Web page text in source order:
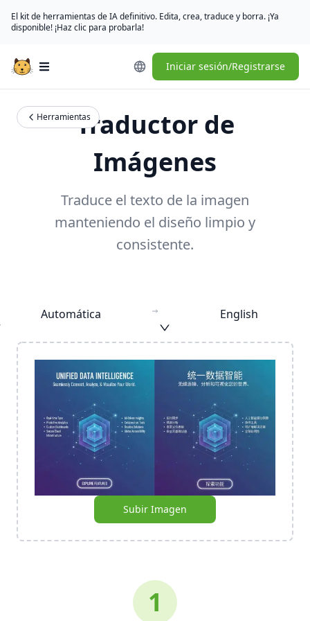
El kit de herramientas de IA definitivo. Edita, crea, traduce y borra. ¡Ya
disponible! ¡Haz clic para probarla!
Open main menu Iniciar sesión/Registrarse
HerramientasTraductor de
Imágenes
Traduce el texto de la imagen
manteniendo el diseño limpio y
consistente.
Automática English
Subir Imagen
1